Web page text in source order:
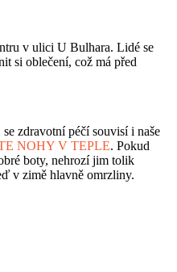
v ulici U Bulhara. Lidé se
si oblečení, což má před
zdravotní péčí souvisí i naše
NOHY V TEPLE. Pokud
boty, nehrozí jim tolik
v zimě hlavně omrzliny.